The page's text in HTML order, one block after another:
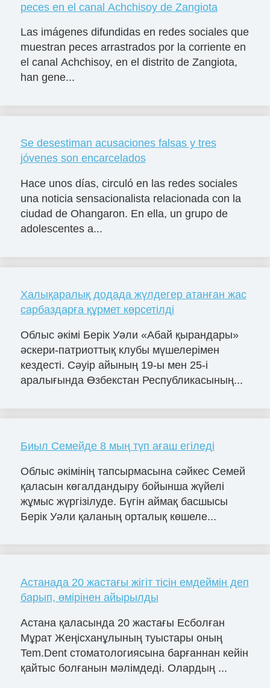
peces en el canal Achchisoy de Zangiota
Las imágenes difundidas en redes sociales que
muestran peces arrastrados por la corriente en
el canal Achchisoy, en el distrito de Zangiota,
han gene...
Se desestiman acusaciones falsas y tres
jóvenes son encarcelados
Hace unos días, circuló en las redes sociales
una noticia sensacionalista relacionada con la
ciudad de Ohangaron. En ella, un grupo de
adolescentes a...
Халықаралық додада жүлдегер атанған жас
сарбаздарға құрмет көрсетілді
Облыс әкімі Берік Уәли «Абай қырандары»
әскери-патриоттық клубы мүшелерімен
кездесті. Сәуір айының 19-ы мен 25-і
аралығында Өзбекстан Республикасының...
Биыл Семейде 8 мың түп ағаш егіледі
Облыс әкімінің тапсырмасына сәйкес Семей
қаласын көгалдандыру бойынша жүйелі
жұмыс жүргізілуде. Бүгін аймақ басшысы
Берік Уәли қаланың орталық көшеле...
Астанада 20 жастағы жігіт тісін емдеймін деп
барып, өмірінен айырылды
Астана қаласында 20 жастағы Есболған
Мұрат Жеңісханұлының туыстары оның
Tem.Dent стоматологиясына барғаннан кейін
қайтыс болғанын мәлімдеді. Олардың ...